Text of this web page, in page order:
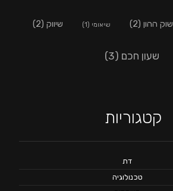
שוק ההון (2) שיאומי (1) שיווק (2)
שעון חכם (3)
קטגוריות
דת
טכנולוגיה